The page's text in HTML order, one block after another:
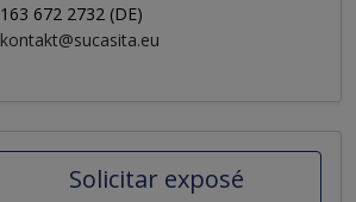
163 672 2732 (DE)
kontakt@sucasita.eu
Solicitar exposé